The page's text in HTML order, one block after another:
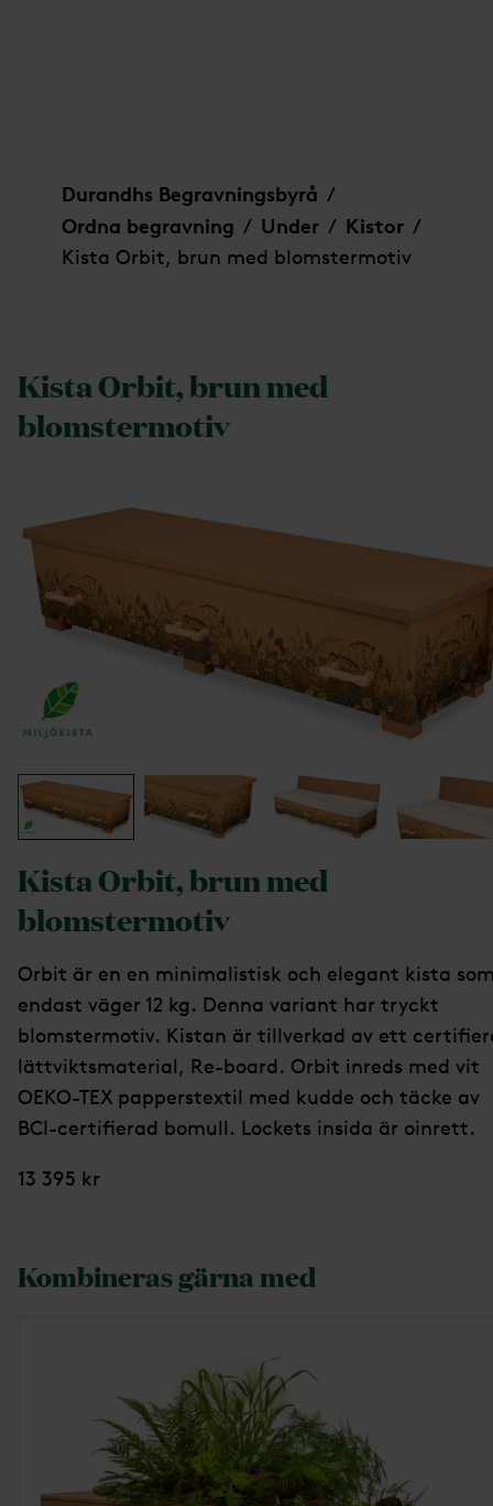
Durandhs Begravningsbyrå /
Ordna begravning / Under / Kistor /
Kista Orbit, brun med blomstermotiv
Kista Orbit, brun med
blomstermotiv
Kista Orbit, brun med
blomstermotiv
Orbit är en en minimalistisk och elegant kista
endast väger 12 kg. Denna variant har tryckt
blomstermotiv. Kistan är tillverkad av ett
lättviktsmaterial, Re-board. Orbit inreds med vit
OEKO-TEX papperstextil med kudde och täcke av
BCI-certifierad bomull. Lockets insida är oinrett.
13 395 kr
Kombineras gärna med